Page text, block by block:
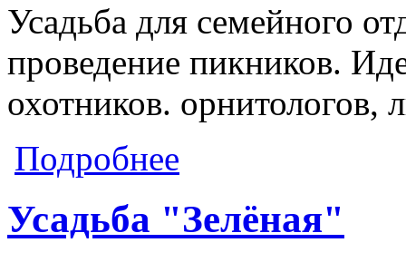
Усадьба для семейного
проведение пикников.
охотников. орнитологов,
Подробнее
Усадьба "Зелёная"